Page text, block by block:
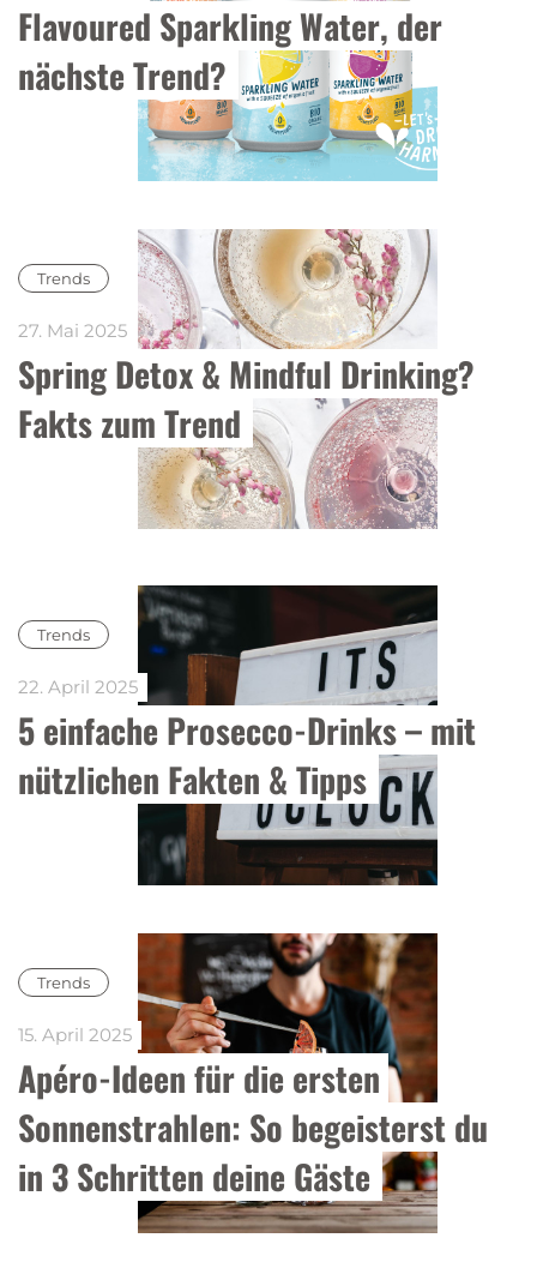
Flavoured Sparkling Water, der
nächste Trend?
Trends
Spring Detox & Mindful Drinking?
Fakts zum Trend
27. Mai 2025
Trends
5 einfache Prosecco-Drinks – mit
nützlichen Fakten & Tipps
22. April 2025
Trends
Apéro-Ideen für die ersten
Sonnenstrahlen: So begeisterst du
in 3 Schritten deine Gäste
15. April 2025